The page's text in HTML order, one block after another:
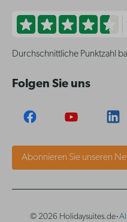
Durchschnittliche Punktzahl
Folgen Sie uns
Abonnieren Sie unseren
© 2026 Holidaysuites.de·